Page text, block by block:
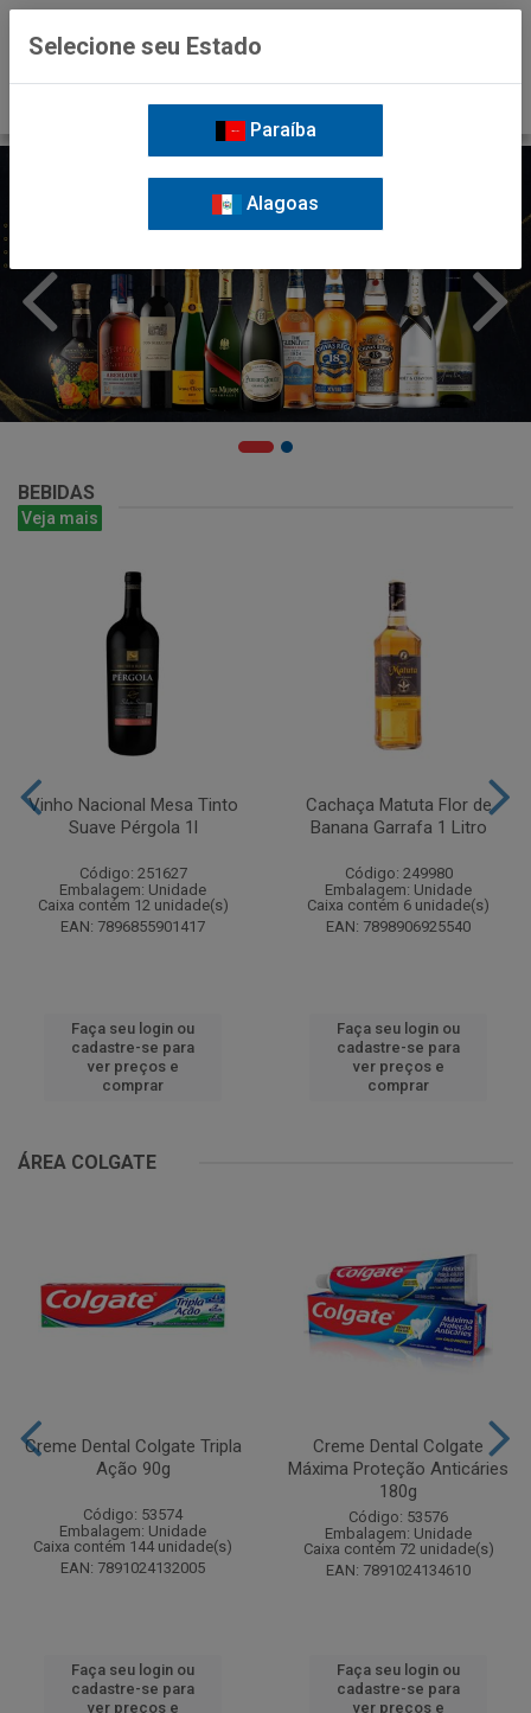
BEBIDAS
Veja mais
Vinho Nacional Mesa Tinto
Suave Pérgola 1l
Código: 251627
Embalagem: Unidade
Caixa contém 12 unidade(s)
EAN: 7896855901417
Faça seu login ou
cadastre-se para
ver preços e
comprar
Cachaça Matuta Flor de
Banana Garrafa 1 Litro
Código: 249980
Embalagem: Unidade
Caixa contém 6 unidade(s)
EAN: 7898906925540
Faça seu login ou
cadastre-se para
ver preços e
comprar
ÁREA COLGATE
Creme Dental Colgate Tripla
Ação 90g
Código: 53574
Embalagem: Unidade
Caixa contém 144 unidade(s)
EAN: 7891024132005
Faça seu login ou
cadastre-se para
ver preços e
Creme Dental Colgate
Máxima Proteção Anticáries
180g
Código: 53576
Embalagem: Unidade
Caixa contém 72 unidade(s)
EAN: 7891024134610
Faça seu login ou
cadastre-se para
ver preços e
Selecione seu Estado
Paraíba
Alagoas